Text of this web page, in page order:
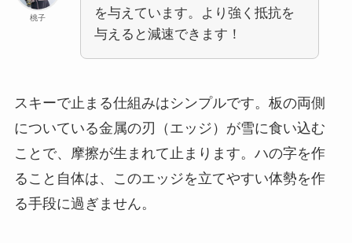
桃子
を与えています。より強く抵抗を
与えると減速できます！
スキーで止まる仕組みはシンプルです。板の両側
についている金属の刃（エッジ）が雪に食い込む
ことで、摩擦が生まれて止まります。ハの字を作
ること自体は、このエッジを立てやすい体勢を作
る手段に過ぎません。